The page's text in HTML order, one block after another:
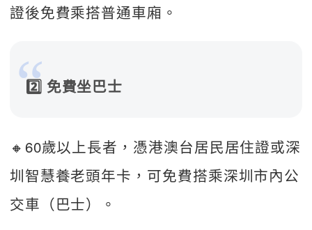
證後免費乘搭普通車廂。
2️⃣ 免費坐巴士
🔸60歲以上長者，憑港澳台居民居住證或深
圳智慧養老頭年卡，可免費搭乘深圳市內公
交車（巴士）。